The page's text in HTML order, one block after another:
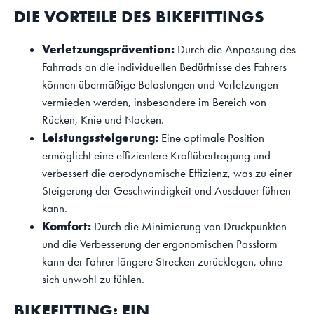
DIE VORTEILE DES BIKEFITTINGS
Verletzungsprävention: Durch die Anpassung des
Fahrrads an die individuellen Bedürfnisse des Fahrers
können übermäßige Belastungen und Verletzungen
vermieden werden, insbesondere im Bereich von
Rücken, Knie und Nacken.
Leistungssteigerung: Eine optimale Position
ermöglicht eine effizientere Kraftübertragung und
verbessert die aerodynamische Effizienz, was zu einer
Steigerung der Geschwindigkeit und Ausdauer führen
kann.
Komfort: Durch die Minimierung von Druckpunkten
und die Verbesserung der ergonomischen Passform
kann der Fahrer längere Strecken zurücklegen, ohne
sich unwohl zu fühlen.